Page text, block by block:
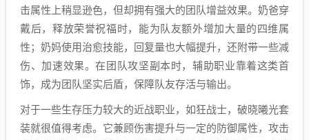
击属性上稍显逊色，但却拥有强大的团队增益效果。奶爸穿
戴后，释放荣誉祝福时，能为队友额外增加大量的四维属
性；奶妈使用治愈技能，回复量也大幅提升，还附带一些减
伤、加速效果。在团队攻坚副本时，辅助职业靠着这类首
饰，成为团队坚实后盾，保障队友存活与输出。
对于一些生存压力较大的近战职业，如狂战士，破晓曦光套
装就很值得考虑。它兼顾伤害提升与一定的防御属性，攻击